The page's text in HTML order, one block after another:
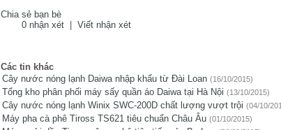
Chia sẻ bạn bè
0 nhận xét
Viết nhận xét
Các tin khác
Cây nước nóng lạnh Daiwa nhập khẩu từ Đài Loan (16/10/2015)
Tổng kho phân phối máy sấy quần áo Daiwa tại Hà Nội (13/10/2015)
Cây nước nóng lạnh Winix SWC-200D chất lượng vượt trội (04/10/
Máy pha cà phê Tiross TS621 tiêu chuẩn Châu Âu (01/10/2015)